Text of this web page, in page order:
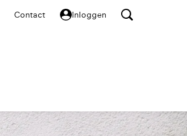
Contact Inloggen